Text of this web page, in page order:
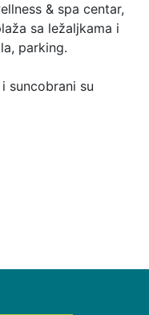
& spa centar,
sa ležaljkama i
parking.
suncobrani su